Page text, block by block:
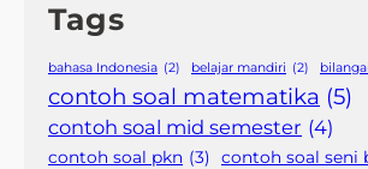
Tags
bahasa Indonesia (2) belajar mandiri (2)
contoh soal matematika (5)
contoh soal mid semester (4)
contoh soal pkn (3) contoh soal seni